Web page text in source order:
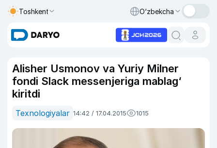
Toshkent O‘zbekcha
Alisher Usmonov va Yuriy Milner
fondi Slack messenjeriga mablag‘
kiritdi
Texnologiyalar 14:42 / 17.04.2015 1015